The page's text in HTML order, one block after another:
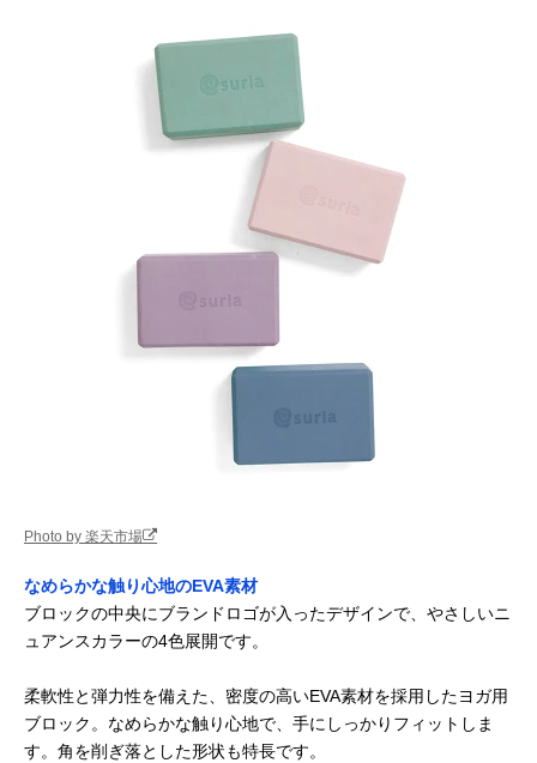
Photo by 楽天市場
なめらかな触り心地のEVA素材
ブロックの中央にブランドロゴが入ったデザインで、やさしいニ
ュアンスカラーの4色展開です。
柔軟性と弾力性を備えた、密度の高いEVA素材を採用したヨガ用
ブロック。なめらかな触り心地で、手にしっかりフィットしま
す。角を削ぎ落とした形状も特長です。